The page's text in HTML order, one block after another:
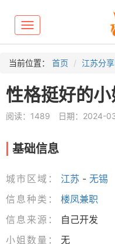
Toggle
navigation
当前位置： 首页 江苏分
性格挺好的
阅读：1489 日期：2024-
基础信息
城市区域： 江苏 - 无锡
信息种类：
楼凤兼职
信息来源：
自己开发
小姐数量：
无